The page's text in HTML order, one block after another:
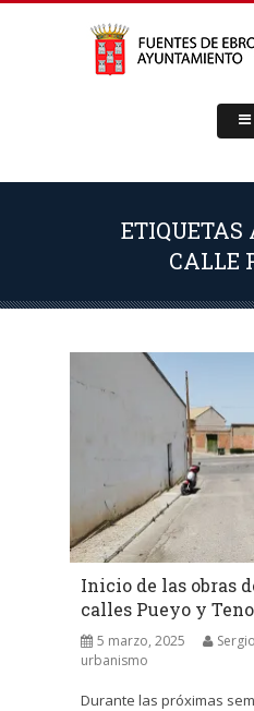
ETIQUETAS
CALLE
Inicio de las obras
calles Pueyo y
5 marzo, 2025
urbanismo
Durante las próximas